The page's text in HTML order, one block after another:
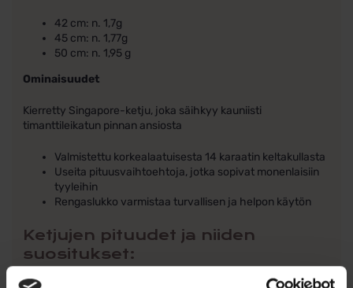
42 cm: n. 1,7g
45 cm: n. 1,77g
50 cm: n. 1,95 g
Ominaisuudet
Kierretty Singapore-ketju, joka säihkyy kauniisti
timanttileikatun pinnan ansiosta
Valmistettu korkealaatuisesta 14 karaatin keltakullasta
Useita pituusvaihtoehtoja, jotka sopivat monenlaisiin
tyyleihin
Rengaslukko varmistaa turvallisen ja helpon käytön
Ketjujen pituudet ja niiden
suositukset: